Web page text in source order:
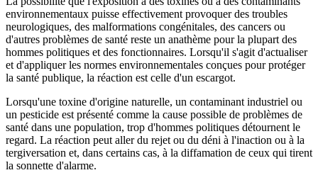
environnementaux puisse effectivement provoquer des troubles
neurologiques, des malformations congénitales, des cancers ou
d'autres problèmes de santé reste un anathème pour la plupart des
hommes politiques et des fonctionnaires. Lorsqu'il s'agit d'actualiser
et d'appliquer les normes environnementales conçues pour protéger
la santé publique, la réaction est celle d'un escargot.
Lorsqu'une toxine d'origine naturelle, un contaminant industriel ou
un pesticide est présenté comme la cause possible de problèmes de
santé dans une population, trop d'hommes politiques détournent le
regard. La réaction peut aller du rejet ou du déni à l'inaction ou à la
tergiversation et, dans certains cas, à la diffamation de ceux qui tirent
la sonnette d'alarme.